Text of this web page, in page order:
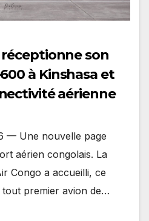
réceptionne son
à Kinshasa et
aérienne
— Une nouvelle page
aérien congolais. La
Congo a accueilli, ce
tout premier avion de…